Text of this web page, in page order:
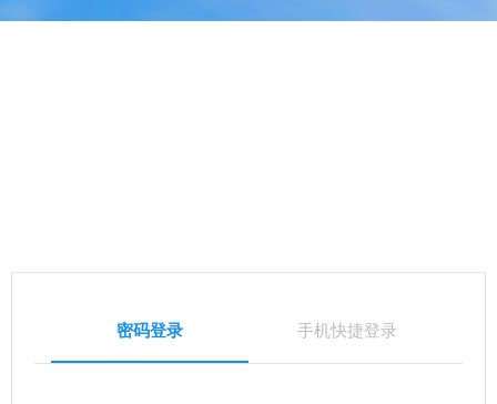
密码登录 手机快捷登录